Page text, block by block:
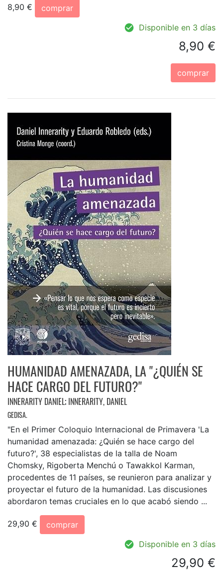
8,90 €
comprar
Disponible en 3 días
8,90 €
comprar
HUMANIDAD AMENAZADA, LA "¿QUIÉN SE
HACE CARGO DEL FUTURO?"
INNERARITY DANIEL; INNERARITY, DANIEL
GEDISA.
"En el Primer Coloquio Internacional de Primavera 'La
humanidad amenazada: ¿Quién se hace cargo del
futuro?', 38 especialistas de la talla de Noam
Chomsky, Rigoberta Menchú o Tawakkol Karman,
procedentes de 11 países, se reunieron para analizar y
proyectar el futuro de la humanidad. Las discusiones
abordaron temas cruciales en lo que acabó siendo ...
29,90 €
comprar
Disponible en 3 días
29,90 €